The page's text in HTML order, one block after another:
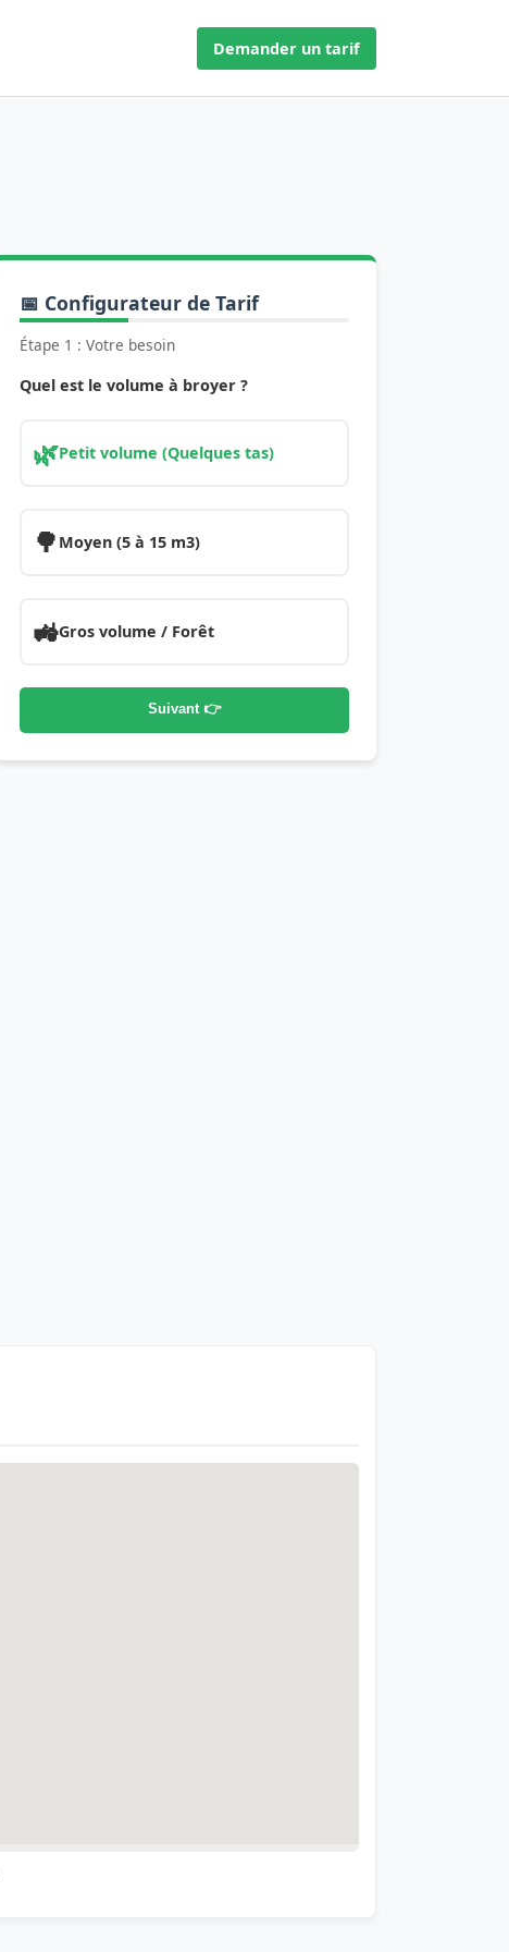
Demander un tarif
📅 Configurateur de Tarif
Étape 1 : Votre besoin
Quel est le volume à broyer ?
🌿Petit volume (Quelques tas)
🌳 Moyen (5 à 15 m3)
🚜Gros volume / Forêt
Suivant 👉